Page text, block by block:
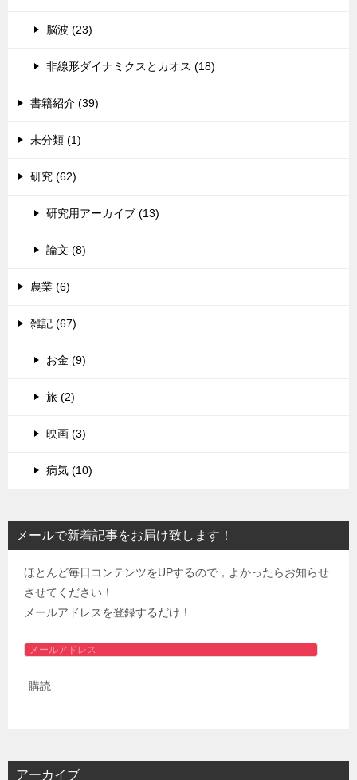
脳波 (23)
非線形ダイナミクスとカオス (18)
書籍紹介 (39)
未分類 (1)
研究 (62)
研究用アーカイブ (13)
論文 (8)
農業 (6)
雑記 (67)
お金 (9)
旅 (2)
映画 (3)
病気 (10)
メールで新着記事をお届け致します！
ほとんど毎日コンテンツをUPするので，よかったらお知らせ
させてください！
メールアドレスを登録するだけ！
メ
ル
ス
購読
アーカイブ